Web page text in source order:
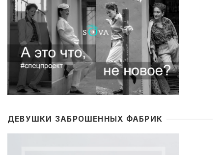
ДЕВУШКИ ЗАБРОШЕННЫХ ФАБРИК